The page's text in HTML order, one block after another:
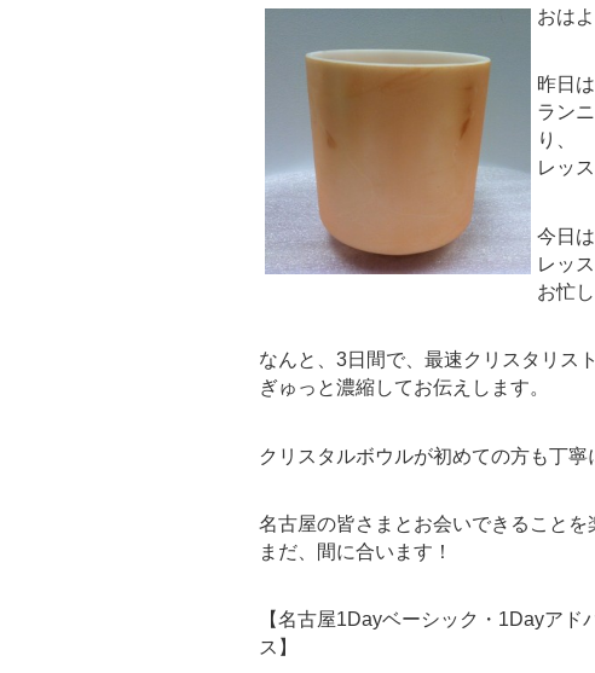
おは
昨日
ラン
り、
レッ
今日
レッ
お忙
なんと、3日間で、最速クリスタリス
ぎゅっと濃縮してお伝えします。
クリスタルボウルが初めての方も丁寧
名古屋の皆さまとお会いできること
まだ、間に合います！
【名古屋1Dayベーシック・1Dayア
ス】